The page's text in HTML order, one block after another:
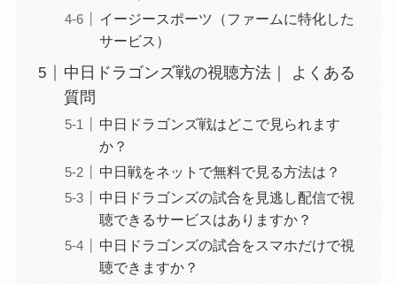
イージースポーツ（ファームに特化した
サービス）
中日ドラゴンズ戦の視聴方法｜ よくある
質問
中日ドラゴンズ戦はどこで見られます
か？
中日戦をネットで無料で見る方法は？
中日ドラゴンズの試合を見逃し配信で視
聴できるサービスはありますか？
中日ドラゴンズの試合をスマホだけで視
聴できますか？